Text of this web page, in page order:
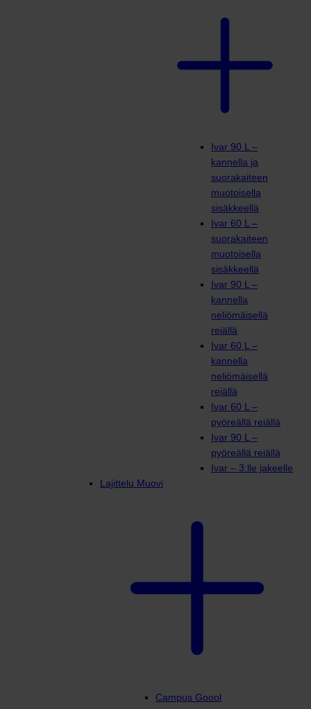
Ivar 90 L –
kannella ja
suorakaiteen
muotoisella
sisäkkeellä
Ivar 60 L –
suorakaiteen
muotoisella
sisäkkeellä
Ivar 90 L –
kannella
neliömäisellä
reiällä
Ivar 60 L –
kannella
neliömäisellä
reiällä
Ivar 60 L –
pyöreällä reiällä
Ivar 90 L –
pyöreällä reiällä
Ivar – 3:lle jakeelle
Lajittelu Muovi
Campus Goool